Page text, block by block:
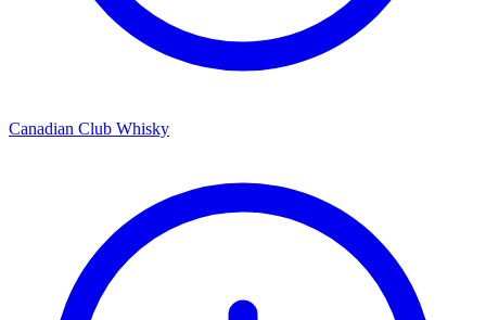
Canadian Club Whisky